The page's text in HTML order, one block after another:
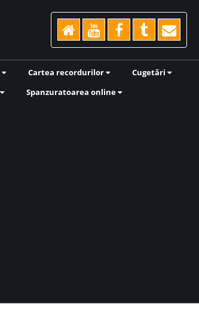
Cartea recordurilor
Cugetări
Spanzuratoarea online